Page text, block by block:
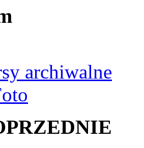
archiwalne